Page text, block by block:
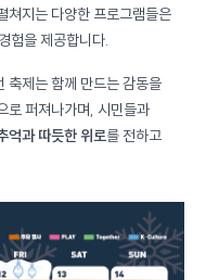
어 특별한 경험을 제공합니다.
축제는 함께 만드는 감동을
로 퍼져나가며, 시민들과
억과 따듯한 위로를 전하고